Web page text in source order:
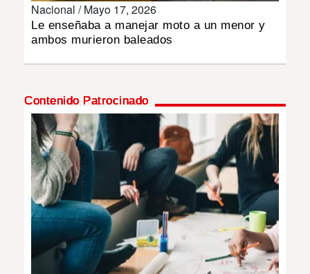
DEPORTES
MULTIMEDIA
IMPRESO
Nacional /Mayo 17, 2026
Le enseñaba a manejar moto a un menor y
ambos murieron baleados
Contenido Patrocinado